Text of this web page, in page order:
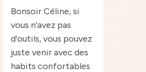
Bonsoir Céline, si
vous n'avez pas
d'outils, vous pouvez
juste venir avec des
habits confortables